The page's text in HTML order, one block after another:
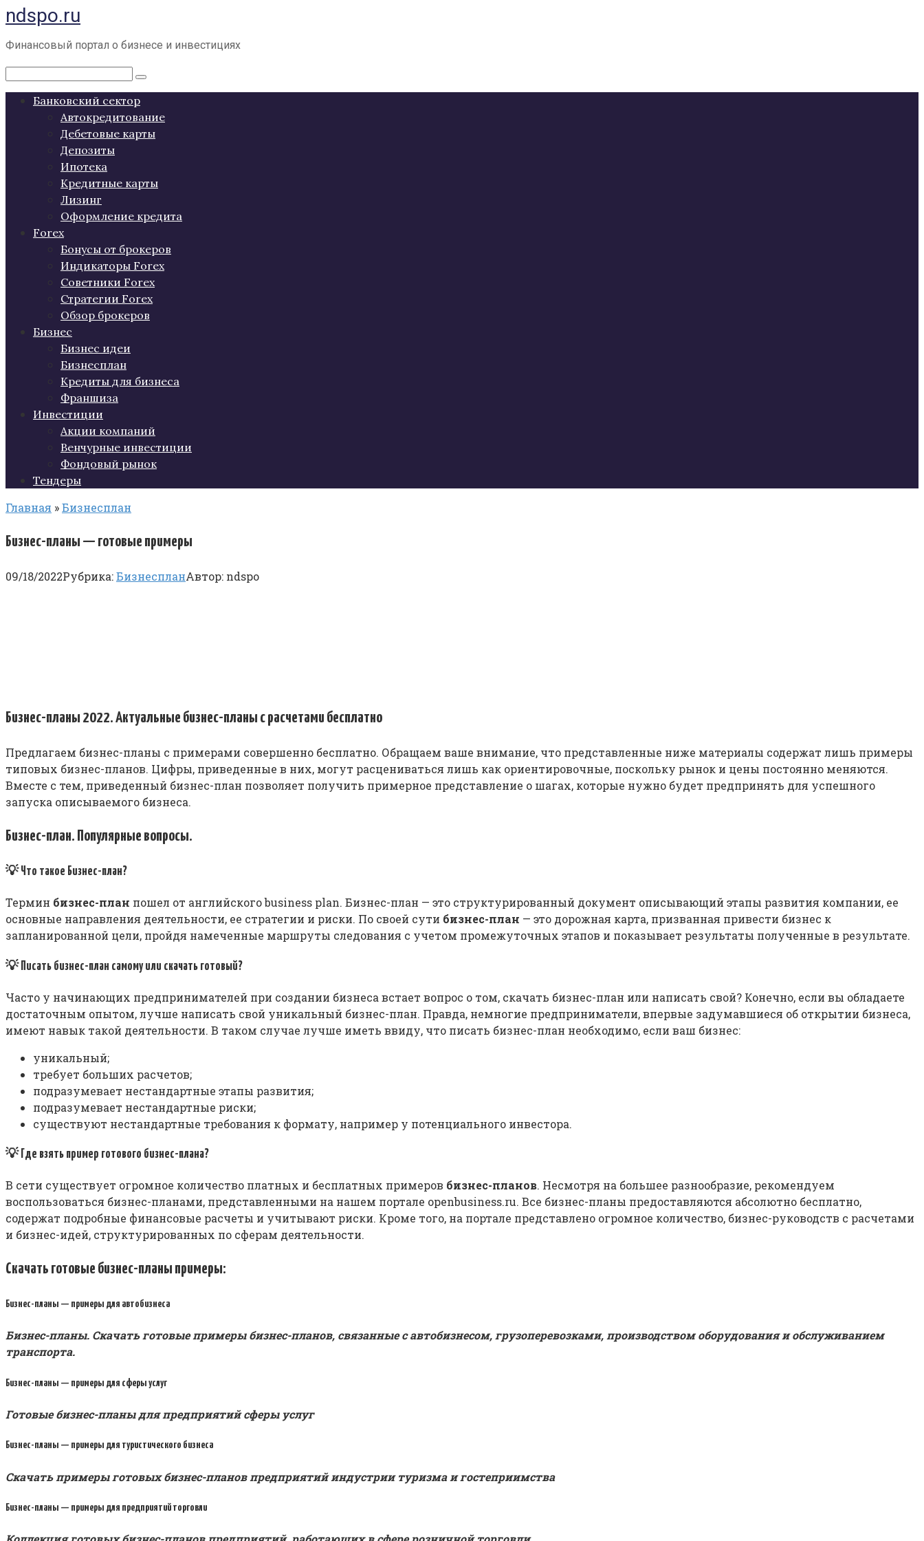
Перейти
к
контенту
ndspo.ru
Финансовый портал о бизнесе и инвестициях
Поиск:
Банковский сектор
Автокредитование
Дебетовые карты
Депозиты
Ипотека
Кредитные карты
Лизинг
Оформление кредита
Forex
Бонусы от брокеров
Индикаторы Forex
Советники Forex
Стратегии Forex
Обзор брокеров
Бизнес
Бизнес идеи
Бизнесплан
Кредиты для бизнеса
Франшиза
Инвестиции
Акции компаний
Венчурные инвестиции
Фондовый рынок
Тендеры
Главная »Бизнесплан
Бизнес-планы — готовые примеры
09/18/2022Рубрика:БизнеспланАвтор: ndspo
Бизнес-планы 2022. Актуальные бизнес-планы с расчетами бесплатно
Предлагаем бизнес-планы с примерами совершенно бесплатно. Обращаем ваше внимание, что представленные ниже материалы содержат лишь примеры
типовых бизнес-планов. Цифры, приведенные в них, могут расцениваться лишь как ориентировочные, поскольку рынок и цены постоянно меняются.
Вместе с тем, приведенный бизнес-план позволяет получить примерное представление о шагах, которые нужно будет предпринять для успешного
запуска описываемого бизнеса.
Бизнес-план. Популярные вопросы.
💡 Что такое Бизнес-план?
Термин бизнес-план пошел от английского business plan. Бизнес-план — это структурированный документ описывающий этапы развития компании, ее
основные направления деятельности, ее стратегии и риски. По своей сути бизнес-план — это дорожная карта, призванная привести бизнес к
запланированной цели, пройдя намеченные маршруты следования с учетом промежуточных этапов и показывает результаты полученные в результате.
💡 Писать бизнес-план самому или скачать готовый?
Часто у начинающих предпринимателей при создании бизнеса встает вопрос о том, скачать бизнес-план или написать свой? Конечно, если вы обладаете
достаточным опытом, лучше написать свой уникальный бизнес-план. Правда, немногие предприниматели, впервые задумавшиеся об открытии бизнеса,
имеют навык такой деятельности. В таком случае лучше иметь ввиду, что писать бизнес-план необходимо, если ваш бизнес:
уникальный;
требует больших расчетов;
подразумевает нестандартные этапы развития;
подразумевает нестандартные риски;
существуют нестандартные требования к формату, например у потенциального инвестора.
💡 Где взять пример готового бизнес-плана?
В сети существует огромное количество платных и бесплатных примеров бизнес-планов. Несмотря на большее разнообразие, рекомендуем
воспользоваться бизнес-планами, представленными на нашем портале openbusiness.ru. Все бизнес-планы предоставляются абсолютно бесплатно,
содержат подробные финансовые расчеты и учитывают риски. Кроме того, на портале представлено огромное количество, бизнес-руководств с расчетами
и бизнес-идей, структурированных по сферам деятельности.
Скачать готовые бизнес-планы примеры:
Бизнес-планы — примеры для автобизнеса
Бизнес-планы. Скачать готовые примеры бизнес-планов, связанные с автобизнесом, грузоперевозками, производством оборудования и обслуживанием
транспорта.
Бизнес-планы — примеры для сферы услуг
Готовые бизнес-планы для предприятий сферы услуг
Бизнес-планы — примеры для туристического бизнеса
Скачать примеры готовых бизнес-планов предприятий индустрии туризма и гостеприимства
Бизнес-планы — примеры для предприятий торговли